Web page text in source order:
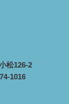
松126-2
1016